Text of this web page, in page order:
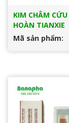
KIM CHÂM
HOÀN TIANXIE
Mã sản phẩm: